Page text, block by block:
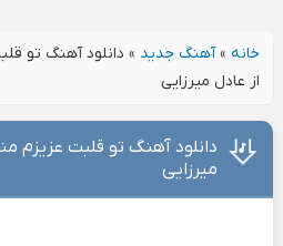
خانه»آهنگ جدید » دانلود آهنگ تو
از عادل میرزایی
دانلود آهنگ تو قلبت عزیزم
میرزایی